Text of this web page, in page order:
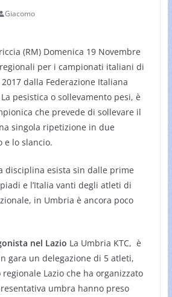
Giacomo
(RM) Domenica 19 Novembre
per i campionati italiani di
dalla Federazione Italiana
pesistica o sollevamento pesi, è
che prevede di sollevare il
singola ripetizione in due
e lo slancio.
disciplina esista sin dalle prime
e l’Italia vanti degli atleti di
in Umbria è ancora poco
nel Lazio La Umbria KTC, è
gara un delegazione di 5 atleti,
Lazio che ha organizzato
umbra hanno preso